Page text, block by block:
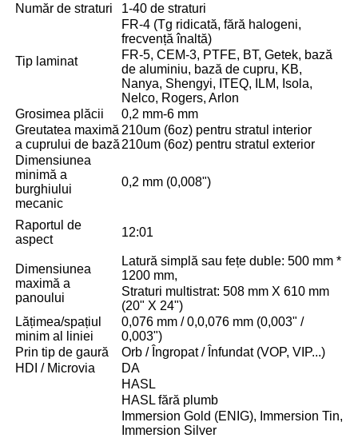
Număr de straturi
1-40 de straturi
Tip laminat
FR-4 (Tg ridicată, fără halogeni,
frecvență înaltă)
FR-5, CEM-3, PTFE, BT, Getek, bază
de aluminiu, bază de cupru, KB,
Nanya, Shengyi, ITEQ, ILM, Isola,
Nelco, Rogers, Arlon
Grosimea plăcii
0,2 mm-6 mm
Greutatea maximă
a cuprului de bază
210um (6oz) pentru stratul interior
210um (6oz) pentru stratul exterior
Dimensiunea
minimă a
burghiului
mecanic
0,2 mm (0,008")
Raportul de
aspect
12:01
Dimensiunea
maximă a
panoului
Latură simplă sau fețe duble: 500 mm *
1200 mm,
Straturi multistrat: 508 mm X 610 mm
(20" X 24")
Lățimea/spațiul
minim al liniei
0,076 mm / 0,0,076 mm (0,003" /
0,003")
Prin tip de gaură
Orb / Îngropat / Înfundat (VOP, VIP...)
HDI / Microvia
DA
HASL
HASL fără plumb
Immersion Gold (ENIG), Immersion Tin,
Immersion Silver